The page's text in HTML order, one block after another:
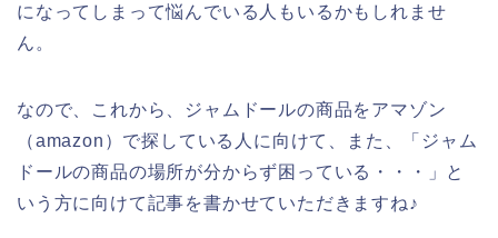
になってしまって悩んでいる人もいるかもしれませ
ん。
なので、これから、ジャムドールの商品をアマゾン
（amazon）で探している人に向けて、また、「ジャム
ドールの商品の場所が分からず困っている・・・」と
いう方に向けて記事を書かせていただきますね♪